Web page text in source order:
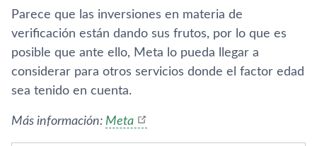
Parece que las inversiones en materia de
verificación están dando sus frutos, por lo que es
posible que ante ello, Meta lo pueda llegar a
considerar para otros servicios donde el factor edad
sea tenido en cuenta.
Más información: Meta